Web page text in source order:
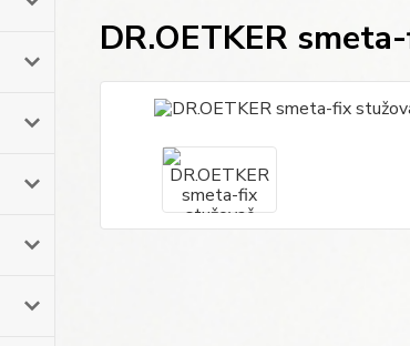
DR.OETKER